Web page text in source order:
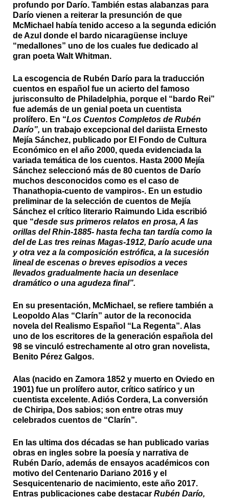
profundo por Darío. También estas alabanzas para
Darío vienen a reiterar la presunción de que
McMichael había tenido acceso a la segunda edición
de Azul donde el bardo nicaragüense incluye
“medallones” uno de los cuales fue dedicado al
gran poeta Walt Whitman.
La escogencia de Rubén Darío para la traducción
cuentos en español fue un acierto del famoso
jurisconsulto de Philadelphia, porque el “bardo Rei”
fue además de un genial poeta un cuentista
prolífero. En “Los Cuentos Completos de Rubén
Darío”, un trabajo excepcional del dariista Ernesto
Mejía Sánchez, publicado por El Fondo de Cultura
Económico en el año 2000, queda evidenciada la
variada temática de los cuentos. Hasta 2000 Mejía
Sánchez seleccionó más de 80 cuentos de Darío
muchos desconocidos como es el caso de
Thanathopia-cuento de vampiros-. En un estudio
preliminar de la selección de cuentos de Mejía
Sánchez el crítico literario Raimundo Lida escribió
que “desde sus primeros relatos en prosa, A las
orillas del Rhin-1885- hasta fecha tan tardía como la
del de Las tres reinas Magas-1912, Darío acude una
y otra vez a la composición estrófica, a la sucesión
lineal de escenas o breves episodios a veces
llevados gradualmente hacia un desenlace
dramático o una agudeza final”.
En su presentación, McMichael, se refiere también a
Leopoldo Alas “Clarín” autor de la reconocida
novela del Realismo Español “La Regenta”. Alas
uno de los escritores de la generación española del
98 se vinculó estrechamente al otro gran novelista,
Benito Pérez Galgos.
Alas (nacido en Zamora 1852 y muerto en Oviedo en
1901) fue un prolífero autor, crítico satírico y un
cuentista excelente. Adiós Cordera, La conversión
de Chiripa, Dos sabios; son entre otras muy
celebrados cuentos de “Clarín”.
En las ultima dos décadas se han publicado varias
obras en ingles sobre la poesía y narrativa de
Rubén Darío, además de ensayos académicos con
motivo del Centenario Dariano 2016 y el
Sesquicentenario de nacimiento, este año 2017.
Entras publicaciones cabe destacar Rubén Darío,